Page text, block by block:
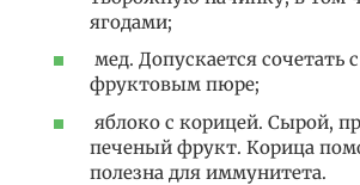
ягодами;
мед. Допускается сочетать
фруктовым пюре;
яблоко с корицей. Сырой,
печеный фрукт. Корица
полезна для иммунитета.